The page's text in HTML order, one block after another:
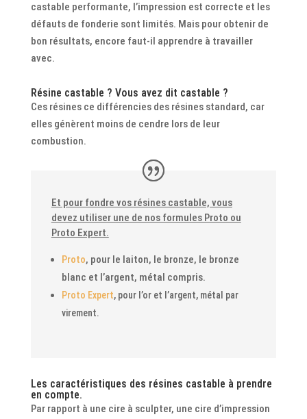
castable performante, l’impression est correcte et les
défauts de fonderie sont limités. Mais pour obtenir de
bon résultats, encore faut-il apprendre à travailler
avec.
Résine castable ? Vous avez dit castable ?
Ces résines ce différencies des résines standard, car
elles génèrent moins de cendre lors de leur
combustion.
Et pour fondre vos résines castable, vous
devez utiliser une de nos formules Proto ou
Proto Expert.
Proto, pour le laiton, le bronze, le bronze
blanc et l’argent, métal compris.
Proto Expert, pour l’or et l’argent, métal par
virement.
Les caractéristiques des résines castable à prendre
en compte.
Par rapport à une cire à sculpter, une cire d’impression